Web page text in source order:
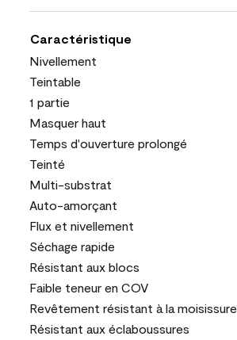
Caractéristique
Nivellement
Teintable
1 partie
Masquer haut
Temps d'ouverture prolongé
Teinté
Multi-substrat
Auto-amorçant
Flux et nivellement
Séchage rapide
Résistant aux blocs
Faible teneur en COV
Revêtement résistant à la moisissure
Résistant aux éclaboussures